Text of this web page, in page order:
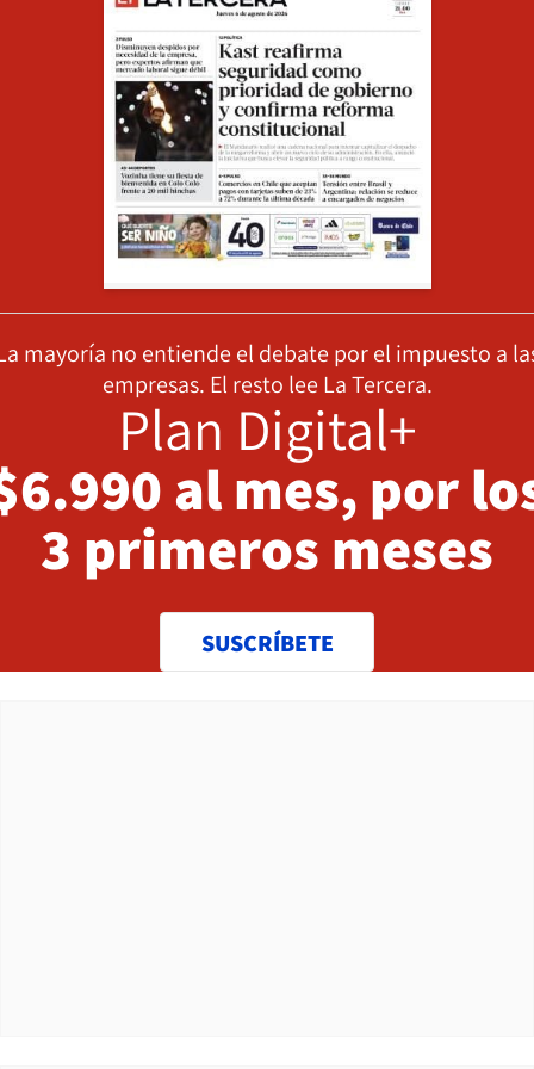
mayoría no entiende el debate por el impuesto a
empresas. El resto lee La Tercera.
Plan Digital+
al mes, por
3 primeros meses
SUSCRÍBETE